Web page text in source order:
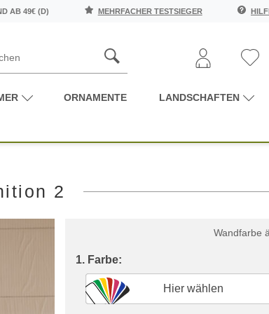
AB 49€ (D) MEHRFACHER TESTSIEGER
ORNAMENTE LANDSCHAFTEN
2
Wandfarbe
1. Farbe:
Hier wählen